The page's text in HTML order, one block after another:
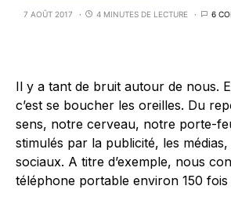
7 AOÛT 2017 4 MINUTES DE LECTURE 6
Il y a tant de bruit autour de nous.
c’est se boucher les oreilles. Du
sens, notre cerveau, notre porte-
stimulés par la publicité, les
sociaux. A titre d’exemple, nous
téléphone portable environ 150